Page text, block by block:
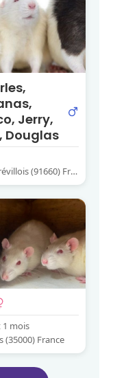
Jerry,
Douglas
(91660) Fra
1 mois
(35000) France